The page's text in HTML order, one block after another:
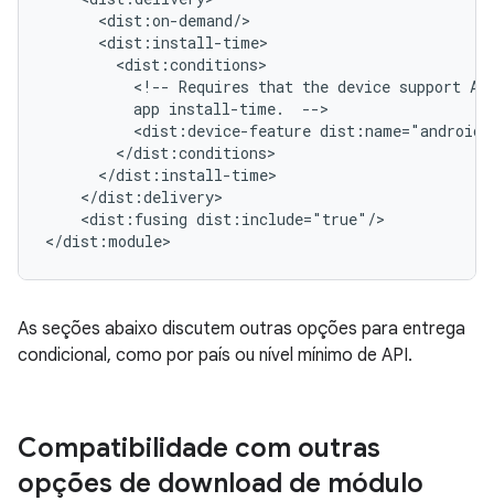
<!-- Requires that the device support AR
app install-time.
<dist:device-feature
<dist:fusing dist:include="true"/>
As seções abaixo discutem outras opções para entrega
condicional, como por país ou nível mínimo de API.
Compatibilidade com outras
opções de download de módulo